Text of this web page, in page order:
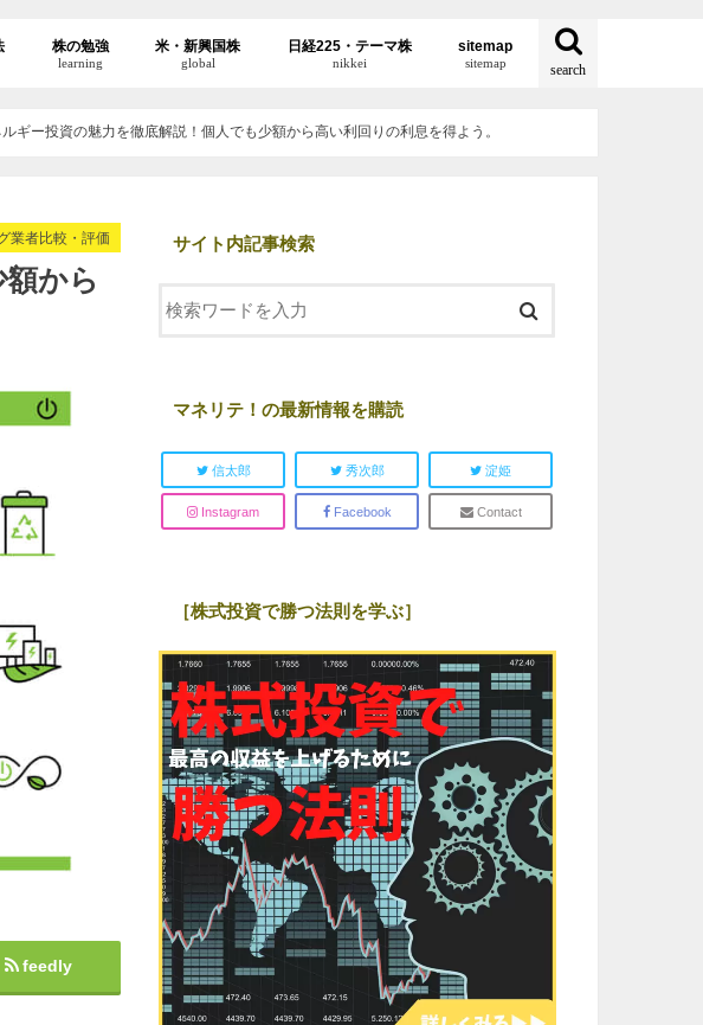
search
株の勉強
learning
米・新興国株
global
日経225・テーマ株
nikkei
sitemap
sitemap
ギー投資の魅力を徹底解説！個人でも少額から高い利回りの利息を得よう。
業者比較・評価
から
feedly
サイト内記事検索
マネリテ！の最新情報を購読
信太郎 秀次郎 淀姫
Instagram Facebook Contact
［株式投資で勝つ法則を学ぶ］